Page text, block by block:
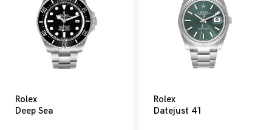
Rolex
Deep Sea
Rolex
Datejust 41